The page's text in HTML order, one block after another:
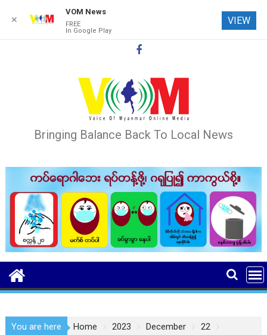
Bringing Balance Back To Local News
You are here Home 2023 December
22
✕
VOM News
FREE
In Google Play
VIEW